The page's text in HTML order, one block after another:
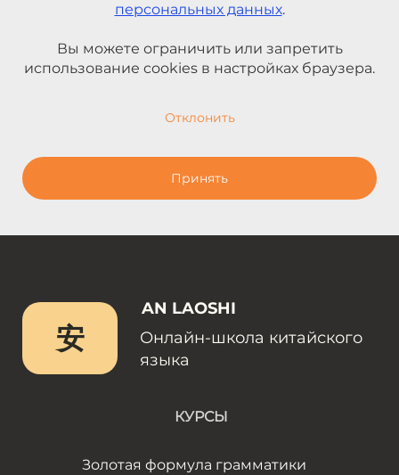
персональных данных.
Вы можете ограничить или запретить
использование cookies в настройках браузера.
Отклонить
Принять
安
AN LAOSHI
Онлайн-школа китайского
языка
КУРСЫ
Золотая формула грамматики